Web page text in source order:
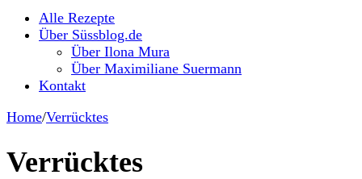
suessblog.de
Alle Rezepte
Über Süssblog.de
Über Ilona Mura
Über Maximiliane Suermann
Kontakt
Home/Verrücktes
Verrücktes